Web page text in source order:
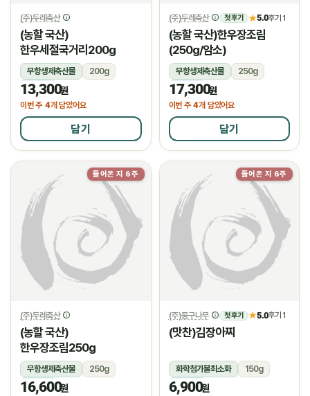
(주)두레축산
(농할 국산)
한우세절국거리200g
무항생제축산물
200g
냉장
13,300원
이번 주 4개 담았어요
담기
(주)두레축산 첫 후기 ★5.0후기 1
(농할 국산)한우장조림
(250g/암소)
무항생제축산물
250g
냉장
17,300원
이번 주 4개 담았어요
담기
들어온 지 6주
(주)두레축산
(농할 국산)
한우장조림250g
무항생제축산물
250g
냉장
16,600원
들어온 지 6주
(주)둥구나무 첫 후기 ★5.0후기 1
(맛찬)김장아찌
화학첨가물최소화
150g
냉장
6,900원